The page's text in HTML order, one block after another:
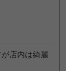
店内は綺麗